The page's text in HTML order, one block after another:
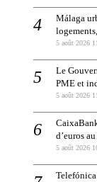
Málaga
5 août 2026
Le
PME et
5 août 2026
d’euros
5 août 2026